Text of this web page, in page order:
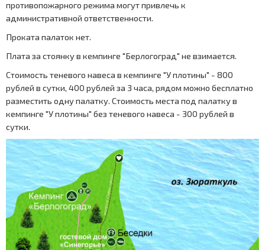
противопожарного режима могут привлечь к
административной ответственности.
Проката палаток нет.
Плата за стоянку в кемпинге "Берлогоград" не взимается.
Стоимость теневого навеса в кемпинге "У плотины" - 800
рублей в сутки, 400 рублей за 3 часа, рядом можно бесплатно
разместить одну палатку. Стоимость места под палатку в
кемпинге "У плотины" без теневого навеса - 300 рублей в
сутки.